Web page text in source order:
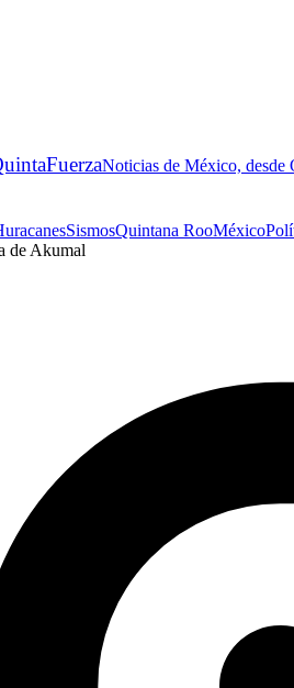
FuerzaNoticias de México, desde
SismosQuintana RooMéxico
de Akumal